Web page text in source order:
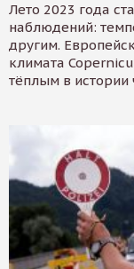
Лето 2023 года
наблюдений:
другим.
климата
тёплым в истории